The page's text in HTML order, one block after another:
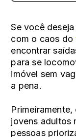
Se você
com o caos do
encontrar
para se
imóvel sem
a pena.
jovens adultos
pessoas